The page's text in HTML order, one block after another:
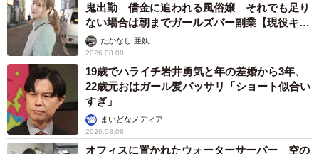
鬼出勤 借金に追われる風俗嬢 それでも足り
ない場合は朝までガールズバー副業【現役キャ
ストに取材】
たかなし 亜妖
2026.08.08
19歳でハライチ岩井勇気と年の差婚から3年、
22歳元おはガール髪バッサリ「ショート似合い
すぎ」
まいどなメディア
2026.08.08
オフィスに置かれたウォーターサーバー 空の